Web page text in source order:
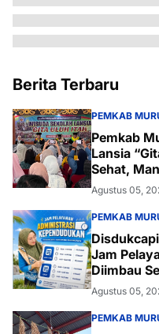
Berita Terbaru
PEMKAB
Pemkab
Lansia
Sehat,
Agustus 05,
PEMKAB
Jam
Diimbau
Agustus 05,
PEMKAB